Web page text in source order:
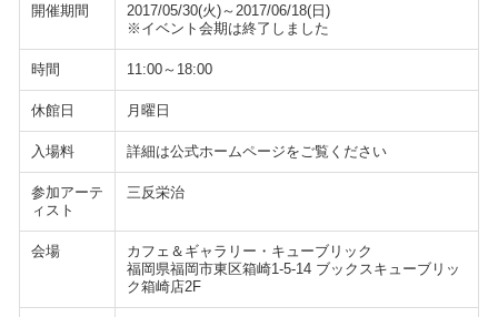
開催期間
2017/05/30(火)～2017/06/18(日)
※イベント会期は終了しました
時間 11:00～18:00
休館日 月曜日
入場料 詳細は公式ホームページをご覧ください
参加アーテ
ィスト
三反栄治
会場
カフェ＆ギャラリー・キューブリック
福岡県福岡市東区箱崎1-5-14 ブックスキューブリッ
ク箱崎店2F